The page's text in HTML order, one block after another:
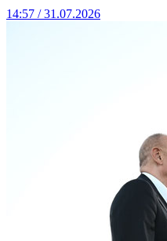
14:57 / 31.07.2026